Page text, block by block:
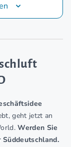
geht jetzt an
Werden Sie